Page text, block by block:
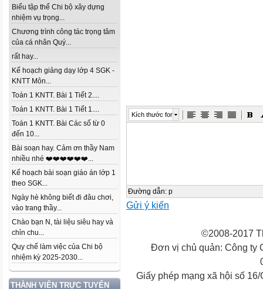
Biểu tập thể Chi bộ xây dựng
nhiệm vụ trọng...
Chương trình công tác trọng tâm
của cá nhân Quý...
rất hay...
Kế hoạch giảng dạy lớp 4 SGK -
KNTT Môn...
Toán 1 KNTT. Bài 1 Tiết 2....
Toán 1 KNTT. Bài 1 Tiết 1....
Toán 1 KNTT. Bài Các số từ 0
đến 10...
Bài soạn hay. Cảm ơn thầy Nam
nhiều nhé ❤️❤️❤️❤️❤️❤️...
Kế hoạch bài soạn giáo án lớp 1
theo SGK...
Ngày hè không biết đi đâu chơi,
vào trang thầy...
Chào bạn N, tài liệu siêu hay và
chỉn chu...
Quy chế làm việc của Chi bộ
nhiệm kỳ 2025-2030...
THÀNH VIÊN TRỰC TUYẾN
Kích thước font
Đường dẫn: p
Gửi ý kiến
©2008-2017
Đơn vị chủ quản: Công ty
Giấy phép mạng xã hội số